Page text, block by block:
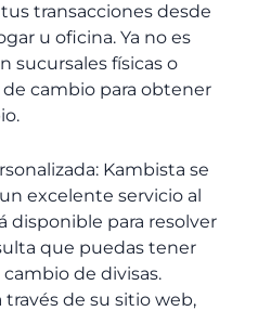
transacciones desde
u oficina. Ya no es
sucursales físicas o
cambio para obtener
Kambista se
excelente servicio al
disponible para resolver
que puedas tener
de divisas.
de su sitio web,